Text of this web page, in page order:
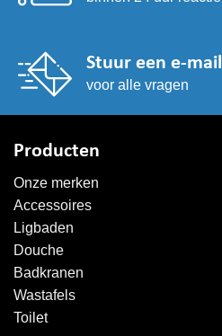
Stuur een e-mail
voor alle vragen
Producten
Onze merken
Accessoires
Ligbaden
Douche
Badkranen
Wastafels
Toilet